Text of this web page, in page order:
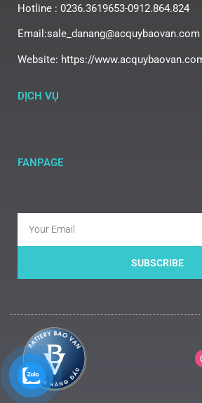
Hotline : 0236.3619653-0912.864.824
Email:sale_danang@acquybaovan.com
Website: https://
DỊCH VỤ
FANPAGE
SUBSCRIBE